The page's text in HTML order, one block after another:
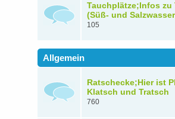
Tauchplätze;Infos zu
(Süß- und Salzwasser
105
Allgemein
Ratschecke;Hier ist
Klatsch und Tratsch
760